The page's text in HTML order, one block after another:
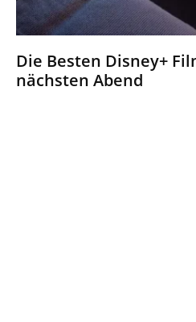
Die Besten Disney+
nächsten Abend